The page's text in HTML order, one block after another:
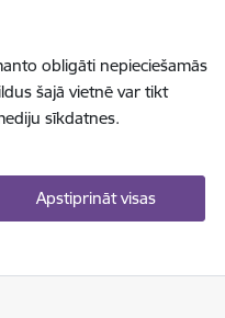
obligāti nepieciešamās
šajā vietnē var tikt
sīkdatnes.
Apstiprināt visas